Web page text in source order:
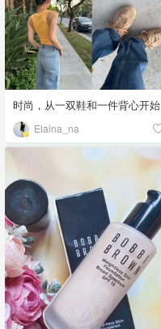
时尚，从一双鞋和一件背心开始
Elaina_na